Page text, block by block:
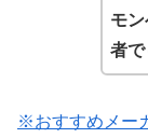
モ
者で
※おすすめメー